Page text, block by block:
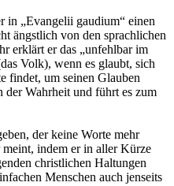
in „Evangelii gaudium“ einen
ängstlich von den sprachlichen
erklärt er das „unfehlbar im
Volk), wenn es glaubt, sich
findet, um seinen Glauben
der Wahrheit und führt es zum
der keine Worte mehr
indem er in aller Kürze
christlichen Haltungen
Menschen auch jenseits